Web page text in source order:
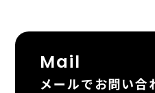
Mail
メールでお問い合